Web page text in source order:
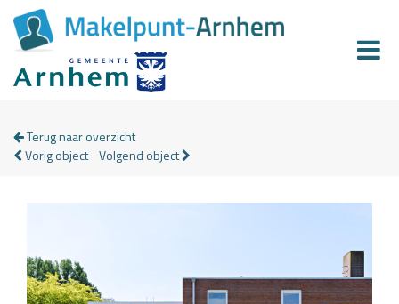
Terug naar overzicht
Vorig object Volgend object